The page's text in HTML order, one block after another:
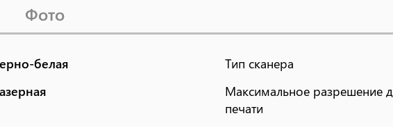
Фото
белая Тип сканера
Максимальное разрешение
печати